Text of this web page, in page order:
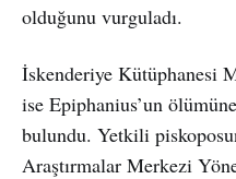
olduğunu vurguladı.
İskenderiye Kütüphanesi
ise Epiphanius’un
bulundu. Yetkili
Araştırmalar Merkezi